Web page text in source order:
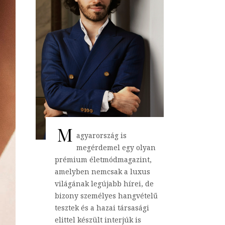
M agyarország is
megérdemel egy olyan
prémium életmódmagazint,
amelyben nemcsak a luxus
világának legújabb hírei, de
bizony személyes hangvételű
tesztek és a hazai társasági
elittel készült interjúk is